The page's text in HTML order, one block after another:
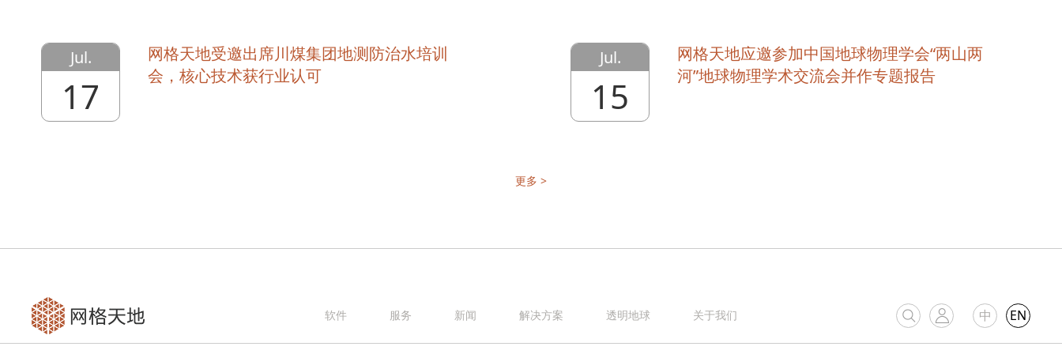
Jul.
17
网格天地受邀出席川煤集团地测防治水培训
会，核心技术获行业认可
Jul.
15
网格天地应邀参加中国地球物理学会“两山两
河”地球物理学术交流会并作专题报告
更多 >
软件 服务 新闻 解决方案 透明地球 关于我们 中 EN